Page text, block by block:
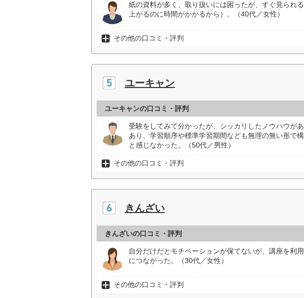
紙の資料が多く、取り扱いには困ったが、すぐ見られ
上がるのに時間がかかるから）。（40代／女性）
その他の口コミ・評判
ユーキャン
ユーキャンの口コミ・評判
受験をしてみて分かったが、シッカリしたノウハウが
あり、学習順序や標準学習期間なども無理の無い形で
と感じなかった。（50代／男性）
その他の口コミ・評判
きんざい
きんざいの口コミ・評判
自分だけだとモチベーションが保てないが、講座を利
につながった。（30代／女性）
その他の口コミ・評判